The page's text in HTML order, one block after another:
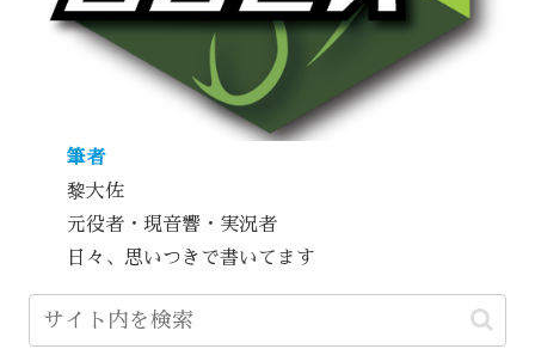
筆者
黎大佐
元役者・現音響・実況者
日々、思いつきで書いてます